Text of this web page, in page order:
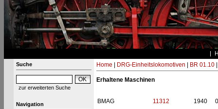
Suche
zur erweiterten Suche
Navigation
Home DRG-Einheitslokomotiven BR 01.10
Erhaltene Maschinen
BMAG 11312 1940